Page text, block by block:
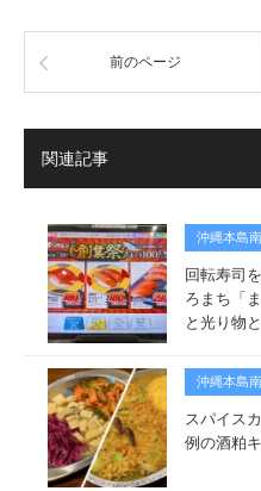
前のページ
関連記事
沖縄本島
回転寿司
ろまち「
と光り物と
沖縄本島
スパイス
例の酒粕